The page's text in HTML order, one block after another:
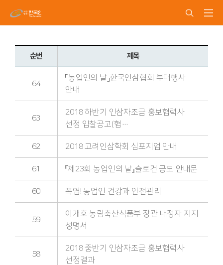
순번 제목
64
「농업인의 날」한국인삼협회 부대행사
안내
63
2018 하반기 인삼자조금 홍보협력사
선정 입찰공고(협…
62 2018 고려인삼학회 심포지엄 안내
61 『제23회 농업인의 날』슬로건 공모 안내문
60 폭염! 농업인 건강과 안전관리
59
이개호 농림축산식품부 장관 내정자 지지
성명서
58
2018 중반기 인삼자조금 홍보협력사
선정결과